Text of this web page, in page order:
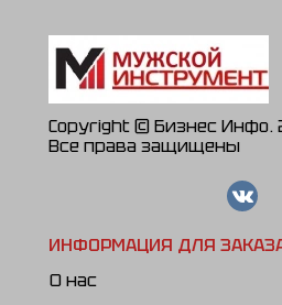
Copyright © Бизнес Инфо.
Все права защищены
ИНФОРМАЦИЯ ДЛЯ
О нас